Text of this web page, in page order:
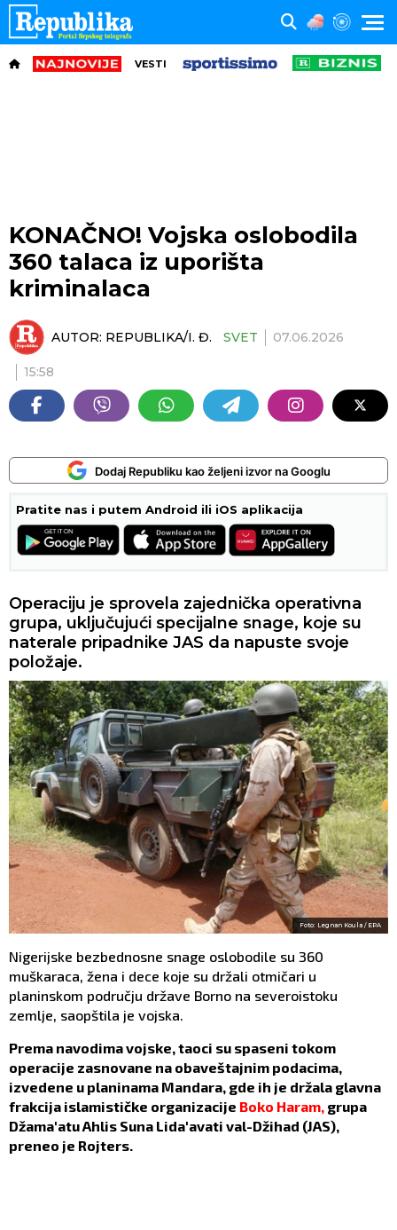
VESTI
KONAČNO! Vojska oslobodila
360 talaca iz uporišta
kriminalaca
AUTOR: REPUBLIKA/I. Đ. SVET 07.06.2026
15:58
Dodaj Republiku kao željeni izvor na Googlu
Pratite nas i putem Android ili iOS aplikacija
Operaciju je sprovela zajednička operativna
grupa, uključujući specijalne snage, koje su
naterale pripadnike JAS da napuste svoje
položaje.
Foto: Legnan Koula / EPA
Nigerijske bezbednosne snage oslobodile su 360
muškaraca, žena i dece koje su držali otmičari u
planinskom području države Borno na severoistoku
zemlje, saopštila je vojska.
Prema navodima vojske, taoci su spaseni tokom
operacije zasnovane na obaveštajnim podacima,
izvedene u planinama Mandara, gde ih je držala glavna
frakcija islamističke organizacije Boko Haram, grupa
Džama'atu Ahlis Suna Lida'avati val-Džihad (JAS),
preneo je Rojters.